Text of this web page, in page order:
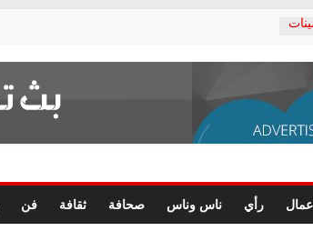
عمال رأي ناس وناس صحافة ثقافة فن